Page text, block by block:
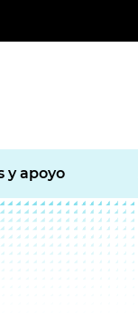
y apoyo